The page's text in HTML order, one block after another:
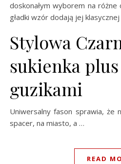
doskonałym wyborem na
gładki wzór dodają jej
Stylowa
sukienka
guzikami
Uniwersalny fason sprawia, że
spacer, na miasto, a …
READ